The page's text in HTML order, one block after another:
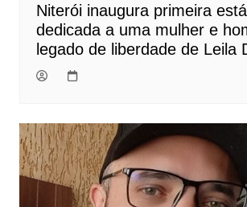
Niterói inaugura primeira
dedicada a uma mulher e
legado de liberdade de Leila